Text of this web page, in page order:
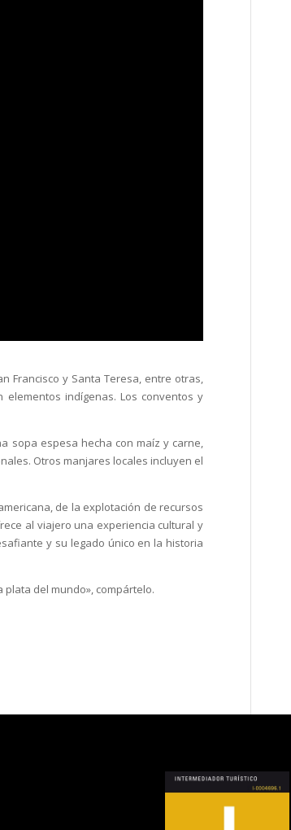
Francisco y Santa Teresa, entre otras,
indígenas. Los conventos y
sopa espesa hecha con maíz y carne,
Otros manjares locales incluyen el
de la explotación de recursos
al viajero una experiencia cultural y
y su legado único en la historia
del mundo», compártelo.